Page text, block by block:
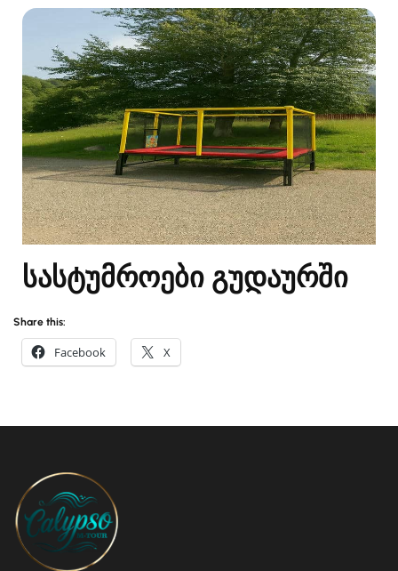
სასტუმროები გუდაურში
Share this:
Facebook X